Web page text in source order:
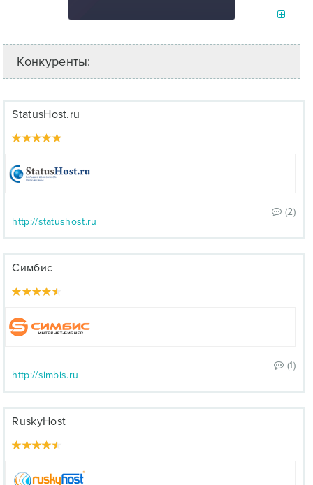
Конкуренты:
StatusHost.ru
(2)
http://statushost.ru
Симбис
(1)
http://simbis.ru
RuskyHost